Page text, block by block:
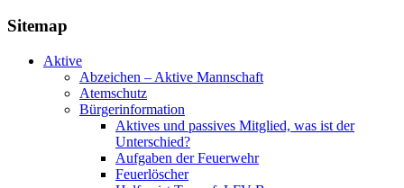
Sitemap
Aktive
Abzeichen – Aktive Mannschaft
Atemschutz
Bürgerinformation
Aktives und passives Mitglied, was ist der
Unterschied?
Aufgaben der Feuerwehr
Feuerlöscher